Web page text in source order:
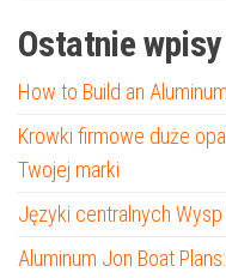
Ostatnie wpisy
How to Build an
Krowki firmowe duże
Twojej marki
Języki centralnych Wysp
Aluminum Jon Boat